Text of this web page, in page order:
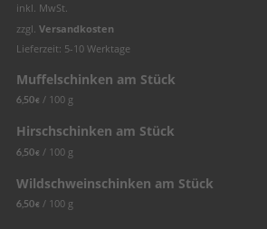
inkl. MwSt.
zzgl. Versandkosten
Lieferzeit: 5-10 Werktage
Muffelschinken am Stück
6,50€ / 100 g
Hirschschinken am Stück
6,50€ / 100 g
Wildschweinschinken am Stück
6,50€ / 100 g